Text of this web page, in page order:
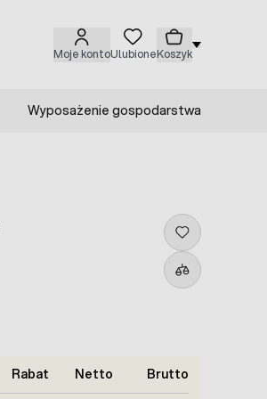
Moje kontoUlubioneKoszyk
Wyposażenie gospodarstwa
Rabat Netto Brutto